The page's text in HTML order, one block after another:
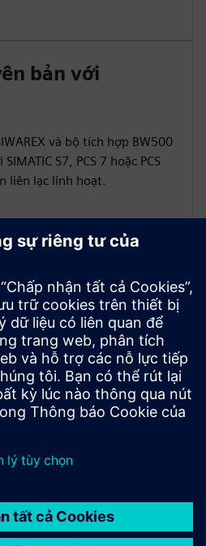
bản với
và bộ tích hợp BW500
S7, PCS 7 hoặc PCS
liên lạc linh hoạt.
các quy
không gỉ tuân thủ FDA để
hoạt động đáng tin cậy
trường tương tự.